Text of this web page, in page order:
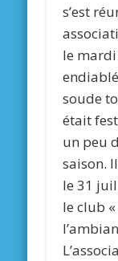
s’est
le mardi
soude
était
un peu
saison.
le 31
le club «